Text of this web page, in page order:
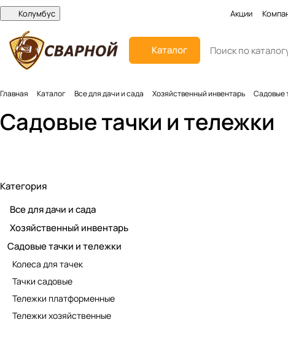
Колумбус Акции
Каталог
Главная Каталог Все для дачи и сада Хозяйственный инвентарь Садовые
Садовые тачки и тележки
Категория
Все для дачи и сада
Хозяйственный инвентарь
Садовые тачки и тележки
Колеса для тачек
Тачки садовые
Тележки платформенные
Тележки хозяйственные